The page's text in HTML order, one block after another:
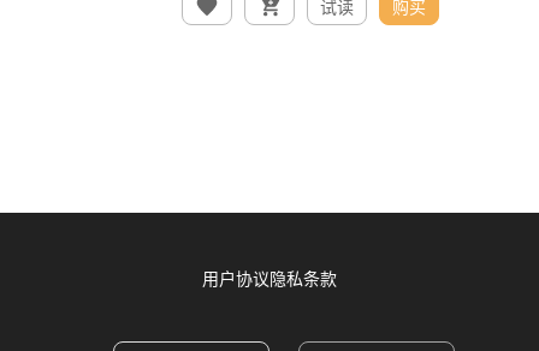
试读 购买
用户协议隐私条款